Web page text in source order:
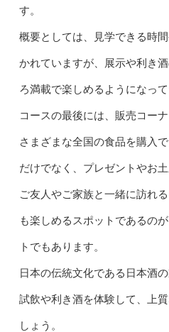
す。
概要としては、見学できる時
かれていますが、展示や利き
ろ満載で楽しめるようになって
コースの最後には、販売コー
さまざまな全国の食品を購入
だけでなく、プレゼントやお土
ご友人やご家族と一緒に訪れ
も楽しめるスポットであるの
トでもあります。
日本の伝統文化である日本酒
試飲や利き酒を体験して、上
しょう。